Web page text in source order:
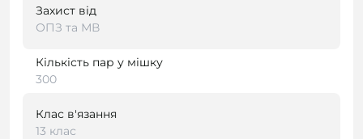
Захист від
ОПЗ та МВ
Кількість пар у мішку
300
Клас в'язання
13 клас